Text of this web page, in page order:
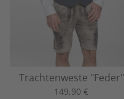
Trachtenweste "Feder"
149,90 €